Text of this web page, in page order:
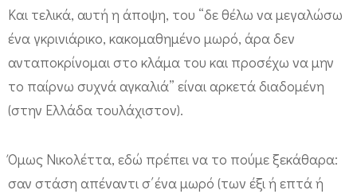
Και τελικά, αυτή η άποψη, του “δε θέλω να μεγαλώσω
ένα γκρινιάρικο, κακομαθημένο μωρό, άρα δεν
ανταποκρίνομαι στο κλάμα του και προσέχω να μην
το παίρνω συχνά αγκαλιά” είναι αρκετά διαδομένη
(στην Ελλάδα τουλάχιστον).
Όμως Νικολέττα, εδώ πρέπει να το πούμε ξεκάθαρα:
σαν στάση απέναντι σ΄ένα μωρό (των έξι ή επτά ή